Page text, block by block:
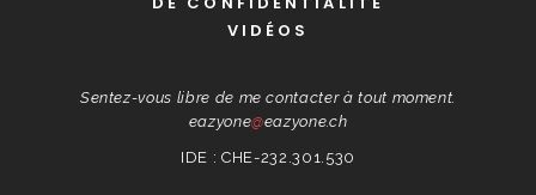
VIDÉOS
Sentez-vous libre de me contacter à tout moment.
eazyone@eazyone.ch
IDE : CHE-232.301.530